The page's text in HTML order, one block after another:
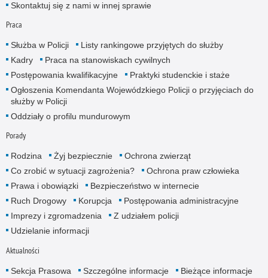
Skontaktuj się z nami w innej sprawie
Praca
Służba w Policji
Listy rankingowe przyjętych do służby
Kadry
Praca na stanowiskach cywilnych
Postępowania kwalifikacyjne
Praktyki studenckie i staże
Ogłoszenia Komendanta Wojewódzkiego Policji o przyjęciach do
służby w Policji
Oddziały o profilu mundurowym
Porady
Rodzina Żyj bezpiecznie
Ochrona zwierząt
Co zrobić w sytuacji zagrożenia?
Ochrona praw człowieka
Prawa i obowiązki
Bezpieczeństwo w internecie
Ruch Drogowy
Korupcja
Postępowania administracyjne
Imprezy i zgromadzenia
Z udziałem policji
Udzielanie informacji
Aktualności
Sekcja Prasowa Szczególne informacje
Bieżące informacje